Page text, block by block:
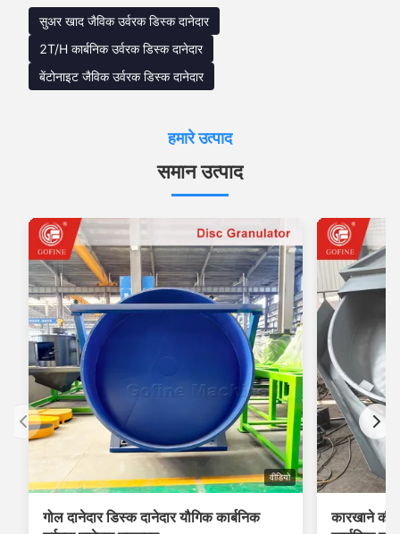
सुअर खाद जैविक उर्वरक डिस्क दानेदार
2T/H कार्बनिक उर्वरक डिस्क दानेदार
बेंटोनाइट जैविक उर्वरक डिस्क दानेदार
हमारे उत्पाद
समान उत्पाद
वीडियो
गोल दानेदार डिस्क दानेदार यौगिक कार्बनिक
कारखाने की